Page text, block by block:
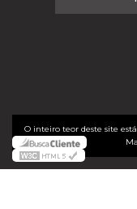
O inteiro teor deste site